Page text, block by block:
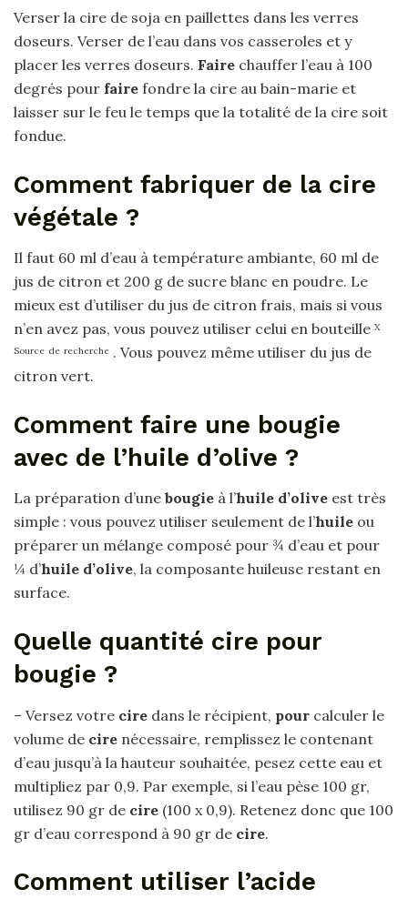
Verser la cire de soja en paillettes dans les verres
doseurs. Verser de l’eau dans vos casseroles et y
placer les verres doseurs. Faire chauffer l’eau à 100
degrés pour faire fondre la cire au bain-marie et
laisser sur le feu le temps que la totalité de la cire soit
fondue.
Comment fabriquer de la cire
végétale ?
Il faut 60 ml d’eau à température ambiante, 60 ml de
jus de citron et 200 g de sucre blanc en poudre. Le
mieux est d’utiliser du jus de citron frais, mais si vous
n’en avez pas, vous pouvez utiliser celui en bouteille X
Source de recherche . Vous pouvez même utiliser du jus de
citron vert.
Comment faire une bougie
avec de l’huile d’olive ?
La préparation d’une bougie à l’huile d’olive est très
simple : vous pouvez utiliser seulement de l’huile ou
préparer un mélange composé pour ¾ d’eau et pour
¼ d’huile d’olive, la composante huileuse restant en
surface.
Quelle quantité cire pour
bougie ?
– Versez votre cire dans le récipient, pour calculer le
volume de cire nécessaire, remplissez le contenant
d’eau jusqu’à la hauteur souhaitée, pesez cette eau et
multipliez par 0,9. Par exemple, si l’eau pèse 100 gr,
utilisez 90 gr de cire (100 x 0,9). Retenez donc que 100
gr d’eau correspond à 90 gr de cire.
Comment utiliser l’acide